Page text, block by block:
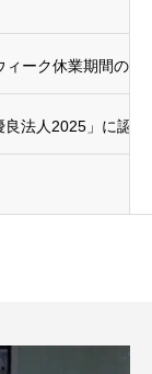
ィーク休業期間のご
良法人2025」に認